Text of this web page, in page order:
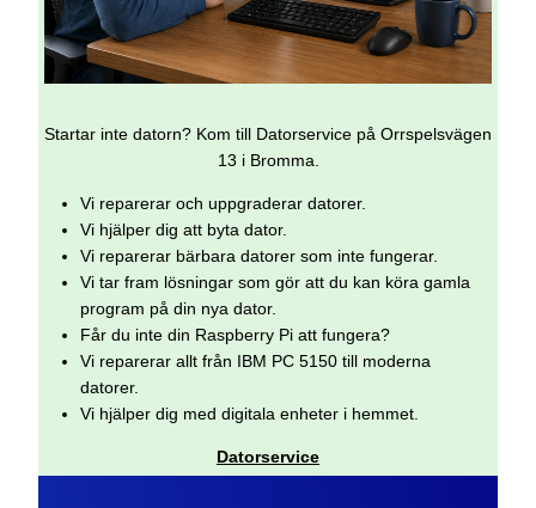
Startar inte datorn? Kom till Datorservice på Orrspelsvägen
13 i Bromma.
Vi reparerar och uppgraderar datorer.
Vi hjälper dig att byta dator.
Vi reparerar bärbara datorer som inte fungerar.
Vi tar fram lösningar som gör att du kan köra gamla
program på din nya dator.
Får du inte din Raspberry Pi att fungera?
Vi reparerar allt från IBM PC 5150 till moderna
datorer.
Vi hjälper dig med digitala enheter i hemmet.
Datorservice